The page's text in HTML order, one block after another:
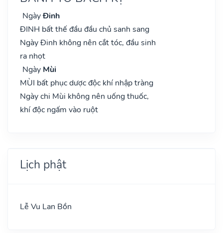
NgàyĐinh
ĐINH bất thế đầu đầu chủ sanh sang
Ngày Đinh không nên cắt tóc, đầu sinh
ra nhọt
Ngày Mùi
MÙI bất phục dược độc khí nhập tràng
Ngày chi Mùi không nên uống thuốc,
khí độc ngấm vào ruột
Lịch phật
Lễ Vu Lan Bồn